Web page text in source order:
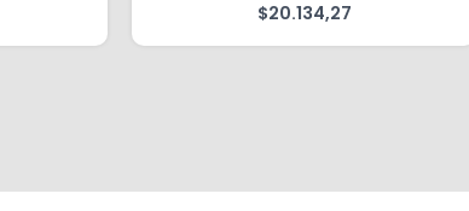
$20.134,27